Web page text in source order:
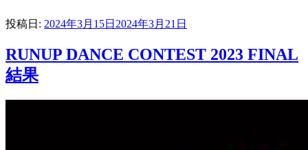
投稿日: 2024年3月15日 2024年3月21日
RUNUP DANCE CONTEST 2023 FINAL
結果